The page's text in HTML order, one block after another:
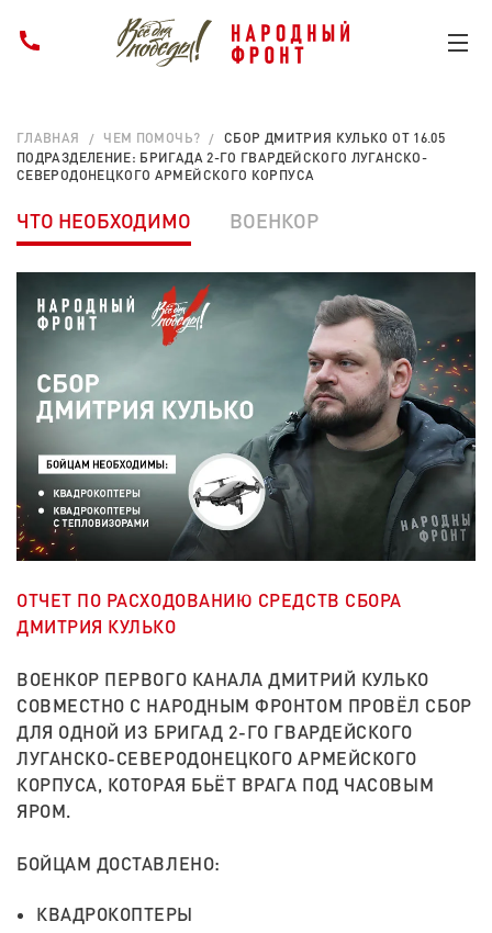
ГЛАВНАЯ ЧЕМ ПОМОЧЬ?
СБОР ДМИТРИЯ КУЛЬКО ОТ 16.05
ПОДРАЗДЕЛЕНИЕ: БРИГАДА 2-ГО ГВАРДЕЙСКОГО ЛУГАНСКО-
СЕВЕРОДОНЕЦКОГО АРМЕЙСКОГО КОРПУСА
ЧТО НЕОБХОДИМО ВОЕНКОР
ОТЧЕТ ПО РАСХОДОВАНИЮ СРЕДСТВ СБОРА
ДМИТРИЯ КУЛЬКО
ВОЕНКОР ПЕРВОГО КАНАЛА ДМИТРИЙ КУЛЬКО
СОВМЕСТНО С НАРОДНЫМ ФРОНТОМ ПРОВЁЛ СБОР
ДЛЯ ОДНОЙ ИЗ БРИГАД 2-ГО ГВАРДЕЙСКОГО
ЛУГАНСКО-СЕВЕРОДОНЕЦКОГО АРМЕЙСКОГО
КОРПУСА, КОТОРАЯ БЬЁТ ВРАГА ПОД ЧАСОВЫМ
ЯРОМ.
БОЙЦАМ ДОСТАВЛЕНО:
КВАДРОКОПТЕРЫ